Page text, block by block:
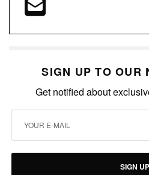
SIGN UP TO OUR
Get notified about
SIGN UP